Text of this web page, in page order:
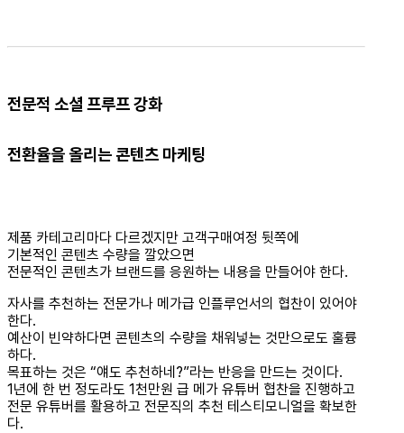
전문적 소셜 프루프 강화
전환율을 올리는 콘텐츠 마케팅
제품 카테고리마다 다르겠지만 고객구매여정 뒷쪽에
기본적인 콘텐츠 수량을 깔았으면
전문적인 콘텐츠가 브랜드를 응원하는 내용을 만들어야 한다.
자사를 추천하는 전문가나 메가급 인플루언서의 협찬이 있어야
한다.
예산이 빈약하다면 콘텐츠의 수량을 채워넣는 것만으로도 훌륭
하다.
목표하는 것은 “얘도 추천하네?”라는 반응을 만드는 것이다.
1년에 한 번 정도라도 1천만원 급 메가 유튜버 협찬을 진행하고
전문 유튜버를 활용하고 전문직의 추천 테스티모니얼을 확보한
다.